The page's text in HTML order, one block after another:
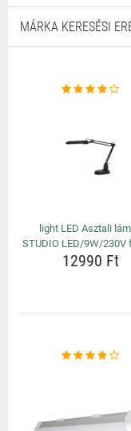
MÁRKA KERESÉSI
light LED Asztali
STUDIO LED/9W/230V
12990 Ft